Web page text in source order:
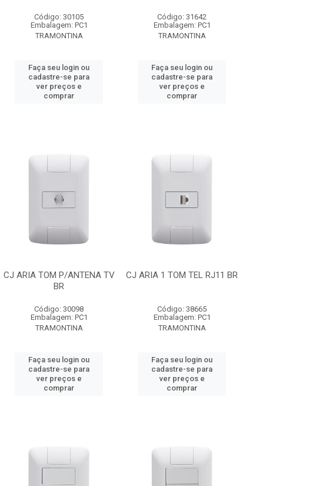
Código: 30105
Embalagem: PC1
TRAMONTINA
Faça seu login ou
cadastre-se para
ver preços e
comprar
Código: 31642
Embalagem: PC1
TRAMONTINA
Faça seu login ou
cadastre-se para
ver preços e
comprar
CJ ARIA TOM P/ANTENA TV
BR
Código: 30098
Embalagem: PC1
TRAMONTINA
Faça seu login ou
cadastre-se para
ver preços e
comprar
CJ ARIA 1 TOM TEL RJ11 BR
Código: 38665
Embalagem: PC1
TRAMONTINA
Faça seu login ou
cadastre-se para
ver preços e
comprar